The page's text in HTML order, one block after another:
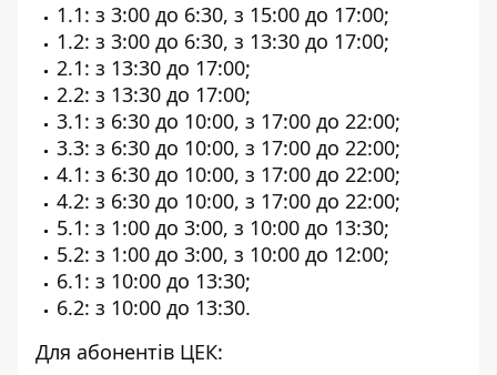
1.1: з 3:00 до 6:30, з 15:00 до 17:00;
1.2: з 3:00 до 6:30, з 13:30 до 17:00;
2.1: з 13:30 до 17:00;
2.2: з 13:30 до 17:00;
3.1: з 6:30 до 10:00, з 17:00 до 22:00;
3.3: з 6:30 до 10:00, з 17:00 до 22:00;
4.1: з 6:30 до 10:00, з 17:00 до 22:00;
4.2: з 6:30 до 10:00, з 17:00 до 22:00;
5.1: з 1:00 до 3:00, з 10:00 до 13:30;
5.2: з 1:00 до 3:00, з 10:00 до 12:00;
6.1: з 10:00 до 13:30;
6.2: з 10:00 до 13:30.
Для абонентів ЦЕК: